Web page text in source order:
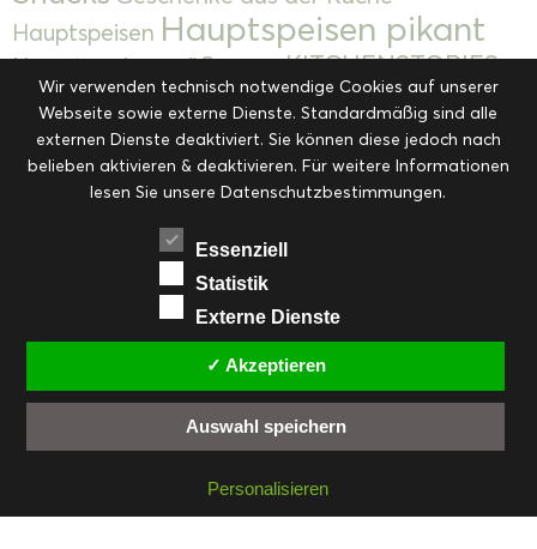
Hauptspeisen Hauptspeisen pikant
Hauptspeisen süßKekseKITCHENSTORIES
Kuchen, Torten & Desserts Kuchen und
Desserts Kulinarik Kulinarische Mitbringsel &
Eingemachtes Ohne Kategorie Ostern Resteküche
RezepteSaisonalSliderStartseite
Suppen, Salate & Vorspeisen
Vorspeisen, Salate & Suppen
Weihnachten Workshops & Events
FACEBOOK PINTEREST
EMAIL
INSTAGRAM
© cookiteasy.at by Simone Kemptner | powered byECKER Digital IT Solutions
Wir verwenden technisch notwendige Cookies auf unserer
Webseite sowie externe Dienste. Standardmäßig sind alle
externen Dienste deaktiviert. Sie können diese jedoch nach
belieben aktivieren & deaktivieren. Für weitere Informationen
lesen Sie unsere Datenschutzbestimmungen.
Essenziell
Statistik
Externe Dienste
✓ Akzeptieren
Auswahl speichern
Personalisieren